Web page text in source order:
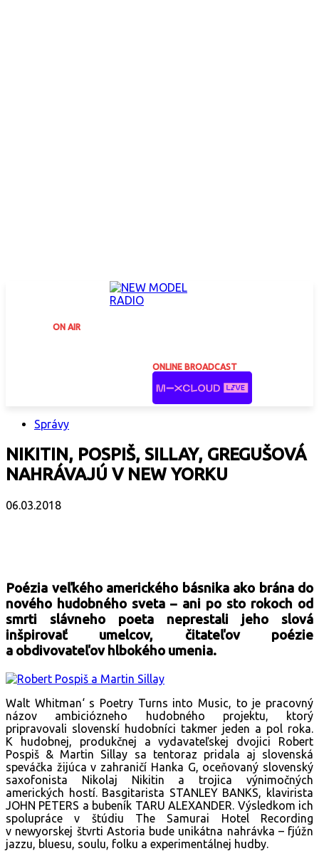
ON AIR
ONLINE BROADCAST
Správy
NIKITIN, POSPIŠ, SILLAY, GREGUŠOVÁ
NAHRÁVAJÚ V NEW YORKU
06.03.2018
Poézia veľkého amerického básnika ako brána do
nového hudobného sveta – ani po sto rokoch od
smrti slávneho poeta neprestali jeho slová
inšpirovať umelcov, čitateľov poézie
a obdivovateľov hlbokého umenia.
Walt Whitman‘ s Poetry Turns into Music, to je pracovný
názov ambiciózneho hudobného projektu, ktorý
pripravovali slovenskí hudobníci takmer jeden a pol roka.
K hudobnej, produkčnej a vydavateľskej dvojici Robert
Pospiš & Martin Sillay sa tentoraz pridala aj slovenská
speváčka žijúca v zahraničí Hanka G, oceňovaný slovenský
saxofonista Nikolaj Nikitin a trojica výnimočných
amerických hostí. Basgitarista STANLEY BANKS, klavirista
JOHN PETERS a bubeník TARU ALEXANDER. Výsledkom ich
spolupráce v štúdiu The Samurai Hotel Recording
v newyorskej štvrti Astoria bude unikátna nahrávka – fjúžn
jazzu, bluesu, soulu, folku a experimentálnej hudby.